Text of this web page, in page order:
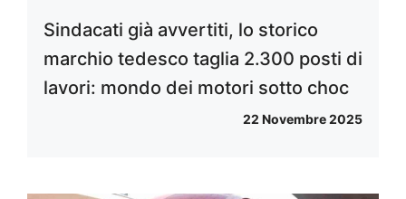
Sindacati già avvertiti, lo storico
marchio tedesco taglia 2.300 posti di
lavori: mondo dei motori sotto choc
22 Novembre 2025